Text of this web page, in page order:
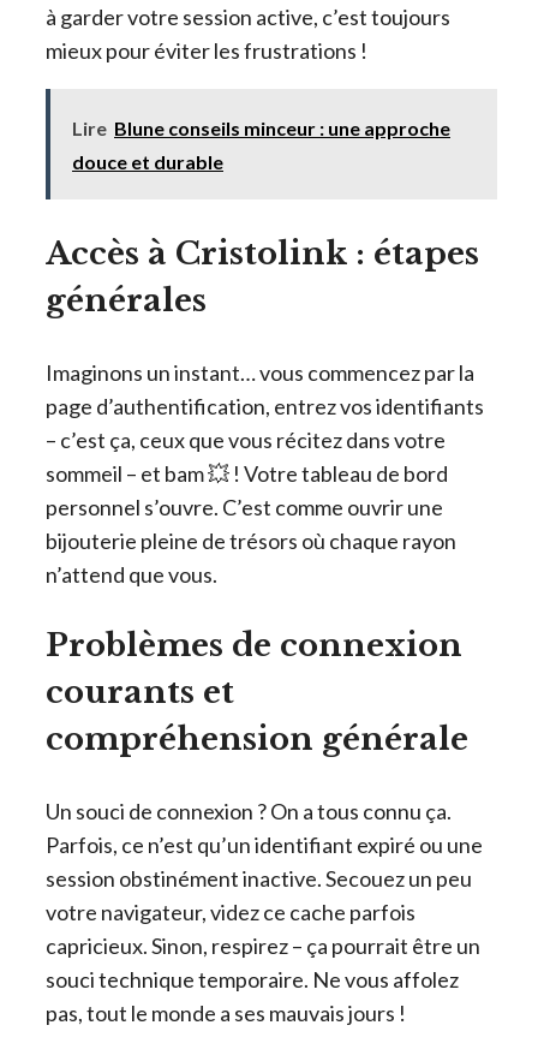
à garder votre session active, c’est toujours
mieux pour éviter les frustrations !
Lire Blune conseils minceur : une approche
douce et durable
Accès à Cristolink : étapes
générales
Imaginons un instant… vous commencez par la
page d’authentification, entrez vos identifiants
– c’est ça, ceux que vous récitez dans votre
sommeil – et bam 💥 ! Votre tableau de bord
personnel s’ouvre. C’est comme ouvrir une
bijouterie pleine de trésors où chaque rayon
n’attend que vous.
Problèmes de connexion
courants et
compréhension générale
Un souci de connexion ? On a tous connu ça.
Parfois, ce n’est qu’un identifiant expiré ou une
session obstinément inactive. Secouez un peu
votre navigateur, videz ce cache parfois
capricieux. Sinon, respirez – ça pourrait être un
souci technique temporaire. Ne vous affolez
pas, tout le monde a ses mauvais jours !